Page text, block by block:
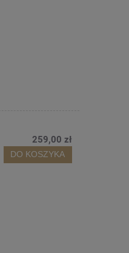
259,00 zł
DO KOSZYKA